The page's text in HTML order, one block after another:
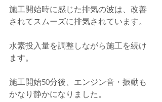
施工開始時に感じた排気の波は、改善
されてスムーズに排気されています。
水素投入量を調整しながら施工を続け
ます。
施工開始50分後、エンジン音・振動も
かなり静かになりました。